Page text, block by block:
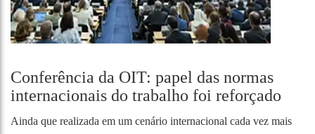
Conferência da OIT: papel das normas
internacionais do trabalho foi reforçado
Ainda que realizada em um cenário internacional cada vez mais